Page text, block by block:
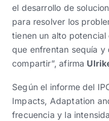
el desarrollo de
para resolver los
tienen un alto
que enfrentan sequía y
compartir”, afirma
Según el informe del
Impacts, Adaptation
frecuencia y la